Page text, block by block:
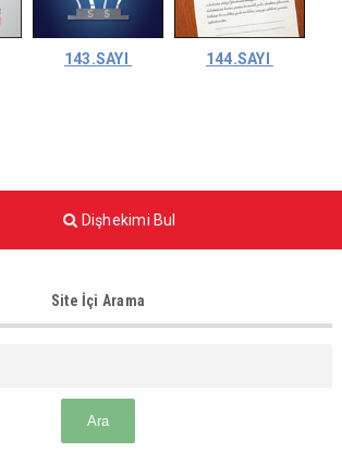
143.SAYI 144.SAYI
Dişhekimi Bul
Site İçi Arama